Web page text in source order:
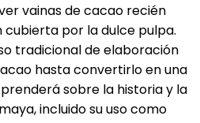
vainas de cacao recién
por la dulce pulpa.
tradicional de elaboración
hasta convertirlo en una
sobre la historia y la
incluido su uso como